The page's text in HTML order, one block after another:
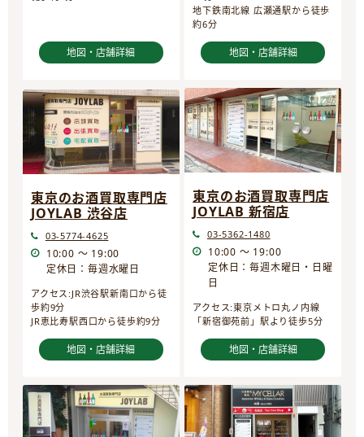
地図・店舗詳細
地下鉄南北線 広瀬通駅から徒歩
約6分
地図・店舗詳細
東京のお酒買取専門店
JOYLAB 渋谷店
03-5774-4625
10:00 ～ 19:00
定休日：毎週水曜日
アクセス:JR渋谷駅新南口から徒
歩約9分
JR恵比寿駅西口から徒歩約9分
地図・店舗詳細
東京のお酒買取専門店
JOYLAB 新宿店
03-5362-1480
10:00 ～ 19:00
定休日：毎週木曜日・日曜
日
アクセス:東京メトロ丸ノ内線
「新宿御苑前」駅より徒歩5分
地図・店舗詳細